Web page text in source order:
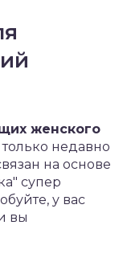
женского
недавно
на основе
супер
у вас
вы